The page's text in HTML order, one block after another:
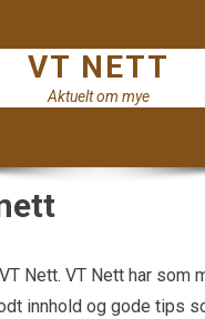
VT NETT
Aktuelt om mye
Nett. VT Nett har som
innhold og gode tips